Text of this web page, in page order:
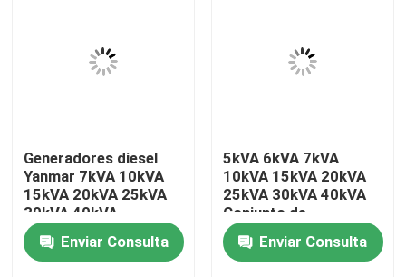
Generador diesel de Yangdong
Generador diesel de Ricardo
Generador diesel de Weichai
Generadores diesel
Yanmar 7kVA 10kVA
15kVA 20kVA 25kVA
30kVA 40kVA
Conjunto de
generadores diesel
con motor para
Enviar Consulta
5kVA 6kVA 7kVA
10kVA 15kVA 20kVA
25kVA 30kVA 40kVA
Conjunto de
generadores diésel
con motor Yanmar
Enviar Consulta